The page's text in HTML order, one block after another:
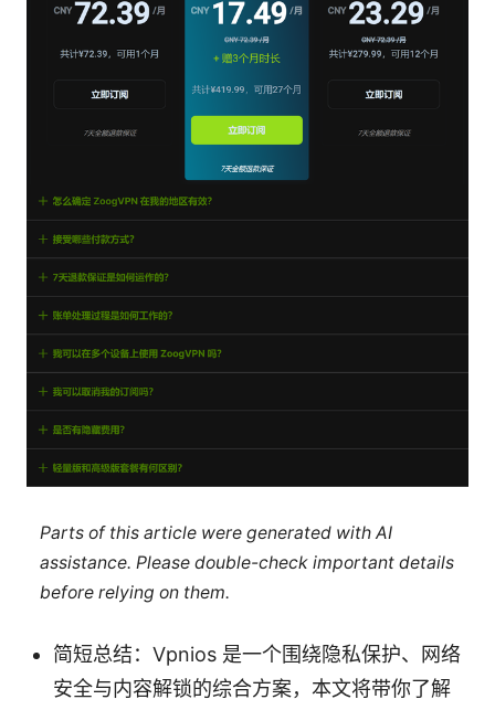
Parts of this article were generated with AI
assistance. Please double-check important details
before relying on them.
简短总结：Vpnios 是一个围绕隐私保护、网络
安全与内容解锁的综合方案，本文将带你了解